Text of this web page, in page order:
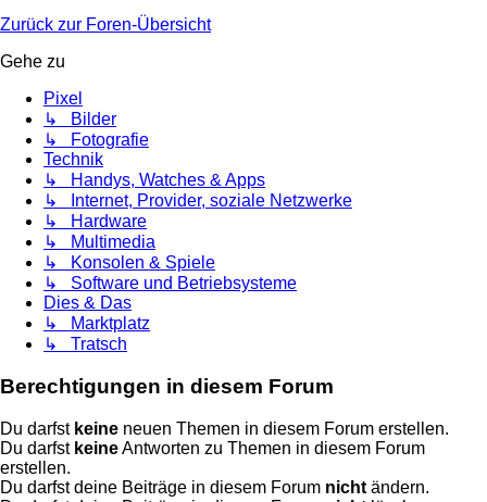
Zurück zur Foren-Übersicht
Gehe zu
Pixel
↳ Bilder
↳ Fotografie
Technik
↳ Handys, Watches & Apps
↳ Internet, Provider, soziale Netzwerke
↳ Hardware
↳ Multimedia
↳ Konsolen & Spiele
↳ Software und Betriebsysteme
Dies & Das
↳ Marktplatz
↳ Tratsch
Berechtigungen in diesem Forum
Du darfst keine neuen Themen in diesem Forum erstellen.
Du darfst keineAntworten zu Themen in diesem Forum
erstellen.
Du darfst deine Beiträge in diesem Forum nicht ändern.